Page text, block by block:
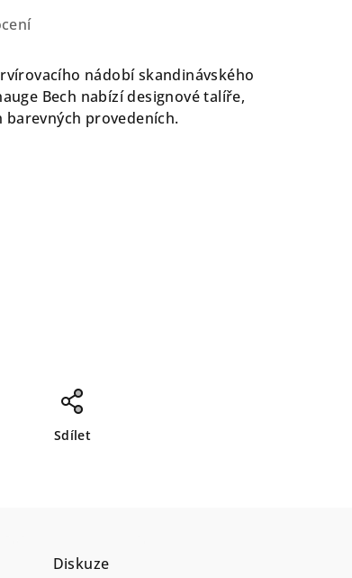
nádobí skandinávského
Bech nabízí designové talíře,
barevných provedeních.
Sdílet
Diskuze